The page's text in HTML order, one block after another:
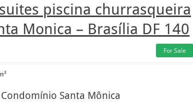
piscina churrasqueira
Monica – Brasília DF 140
For Sale
Santa Mônica